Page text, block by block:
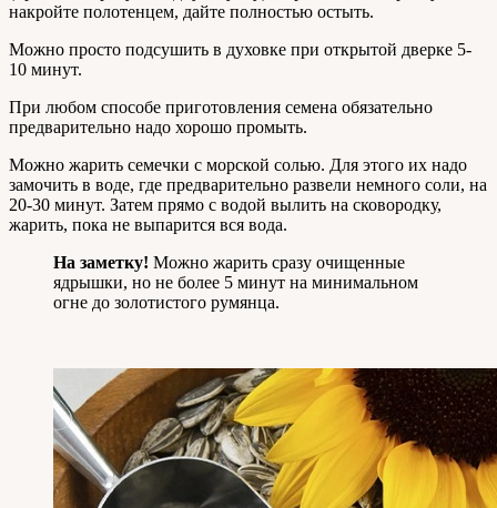
накройте полотенцем, дайте полностью остыть.
Можно просто подсушить в духовке при открытой дверке 5-
10 минут.
При любом способе приготовления семена обязательно
предварительно надо хорошо промыть.
Можно жарить семечки с морской солью. Для этого их надо
замочить в воде, где предварительно развели немного соли, на
20-30 минут. Затем прямо с водой вылить на сковородку,
жарить, пока не выпарится вся вода.
На заметку! Можно жарить сразу очищенные
ядрышки, но не более 5 минут на минимальном
огне до золотистого румянца.